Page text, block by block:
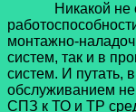
Никакой не
монтажно-
систем, так и в
систем. И путать,
обслуживанием не
СПЗ к ТО и ТР